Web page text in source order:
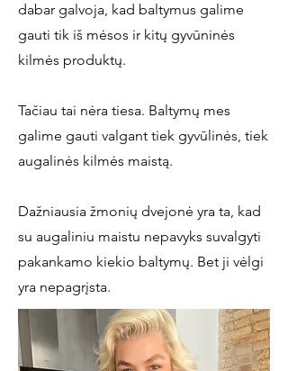
dabar galvoja, kad baltymus galime
gauti tik iš mėsos ir kitų gyvūninės
kilmės produktų.
Tačiau tai nėra tiesa. Baltymų mes
galime gauti valgant tiek gyvūlinės, tiek
augalinės kilmės maistą.
Dažniausia žmonių dvejonė yra ta, kad
su augaliniu maistu nepavyks suvalgyti
pakankamo kiekio baltymų. Bet ji vėlgi
yra nepagrįsta.